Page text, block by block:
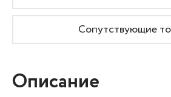
Сопутствующие
Описание